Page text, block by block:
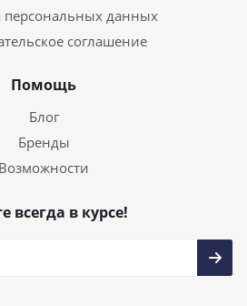
персональных данных
соглашение
Помощь
Блог
Бренды
Возможности
всегда в курсе!